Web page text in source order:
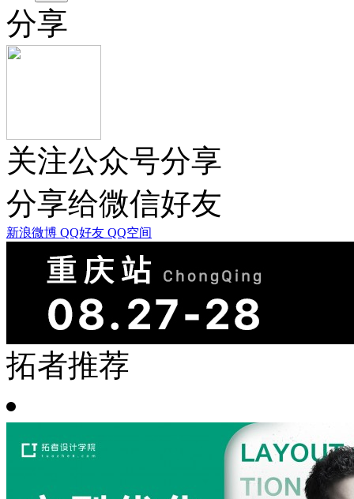
分享
关注公众号分享
分享给微信好友
新浪微博 QQ好友 QQ空间
拓者推荐